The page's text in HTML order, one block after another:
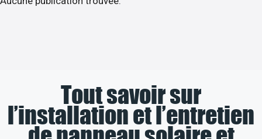
Tout savoir sur
l’installation et l’entretien